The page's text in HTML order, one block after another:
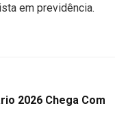
em previdência.
2026 Chega Com